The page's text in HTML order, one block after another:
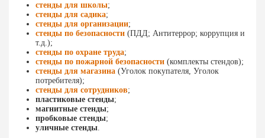
cтенды для школы;
стенды для садика;
стенды для организации;
стенды по безопасности (ПДД; Антитеррор; коррупция и
т.д.);
стенды по охране труда;
стенды по пожарной безопасности (комплекты стендов);
стенды для магазина (Уголок покупателя, Уголок
потребителя);
стенды для сотрудников;
пластиковые стенды;
магнитные стенды;
пробковые стенды;
уличные стенды.